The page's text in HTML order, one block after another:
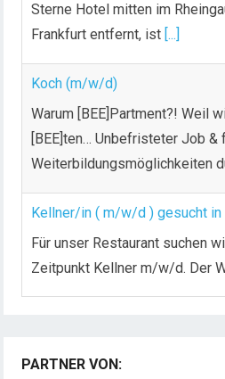
Sterne Hotel mitten im
Frankfurt entfernt, ist [...]
Koch (m/w/d)
Warum [BEE]Partment?! Weil
[BEE]ten… Unbefristeter Job &
Weiterbildungsmöglichkeiten
Kellner/in ( m/w/d ) gesucht in
Für unser Restaurant suchen
Zeitpunkt Kellner m/w/d. Der
Dein Arbeitsplatz mit
PARTNER VON: